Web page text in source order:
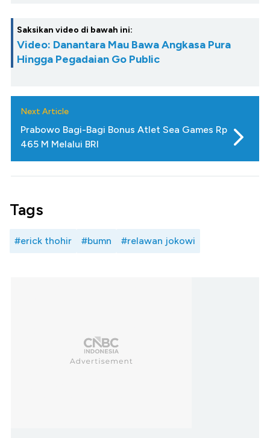
Saksikan video di bawah ini:
Video: Danantara Mau Bawa Angkasa Pura
Hingga Pegadaian Go Public
Next Article
Prabowo Bagi-Bagi Bonus Atlet Sea Games Rp
465 M Melalui BRI
Tags
#erick thohir #bumn #relawan jokowi